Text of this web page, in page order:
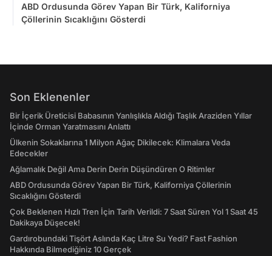
ABD Ordusunda Görev Yapan Bir Türk, Kaliforniya
Çöllerinin Sıcaklığını Gösterdi
Son Eklenenler
Bir İçerik Üreticisi Babasının Yanlışlıkla Aldığı Taşlık Araziden Yıllar
İçinde Orman Yaratmasını Anlattı
Ülkenin Sokaklarına 1 Milyon Ağaç Dikilecek: Klimalara Veda
Edecekler
Ağlamalık Değil Ama Derin Derin Düşündüren O Ritimler
ABD Ordusunda Görev Yapan Bir Türk, Kaliforniya Çöllerinin
Sıcaklığını Gösterdi
Çok Beklenen Hızlı Tren İçin Tarih Verildi: 7 Saat Süren Yol 1 Saat 45
Dakikaya Düşecek!
Gardırobundaki Tişört Aslında Kaç Litre Su Yedi? Fast Fashion
Hakkında Bilmediğiniz 10 Gerçek